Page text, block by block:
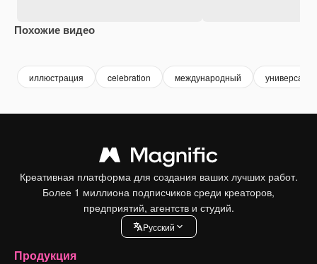
Похожие видео
иллюстрация celebration международный
Креативная платформа для создания ваших лучших работ.
Более 1 миллиона подписчиков среди креаторов,
предприятий, агентств и студий.
Pусский
Продукция